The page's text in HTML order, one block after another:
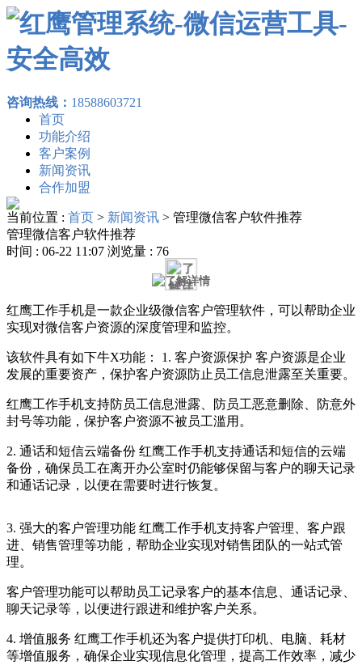
咨询热线： 18588603721
首页
功能介绍
客户案例
新闻资讯
合作加盟
当前位置 : 首页 > 新闻资讯 > 管理微信客户软件推荐
管理微信客户软件推荐
时间 : 06-22 11:07 浏览量 : 76
红鹰工作手机是一款企业级微信客户管理软件，可以帮助企业
实现对微信客户资源的深度管理和监控。
该软件具有如下牛X功能： 1. 客户资源保护 客户资源是企业
发展的重要资产，保护客户资源防止员工信息泄露至关重要。
红鹰工作手机支持防员工信息泄露、防员工恶意删除、防意外
封号等功能，保护客户资源不被员工滥用。
2. 通话和短信云端备份 红鹰工作手机支持通话和短信的云端
备份，确保员工在离开办公室时仍能够保留与客户的聊天记录
和通话记录，以便在需要时进行恢复。
3. 强大的客户管理功能 红鹰工作手机支持客户管理、客户跟
进、销售管理等功能，帮助企业实现对销售团队的一站式管
理。
客户管理功能可以帮助员工记录客户的基本信息、通话记录、
聊天记录等，以便进行跟进和维护客户关系。
4. 增值服务 红鹰工作手机还为客户提供打印机、电脑、耗材
等增值服务，确保企业实现信息化管理，提高工作效率，减少